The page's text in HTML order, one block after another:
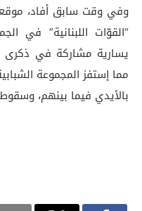
وفي وقت سابق أفاد،
“القوّات اللبنانية” في
يسارية مشاركة في ذكرى
مما إستفز المجموعة
بالأيدي فيما بينهم، وسقوط 5 جرحى”.